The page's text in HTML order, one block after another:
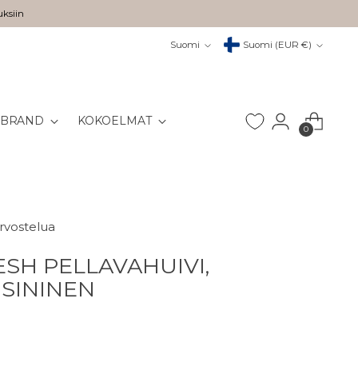
Suomi Valuutta Suomi (EUR €)
KOKOELMAT
0
PELLAVAHUIVI,